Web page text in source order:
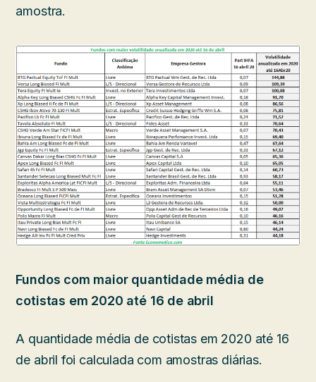
amostra.
Fundos com maior quantidade média de
cotistas em 2020 até 16 de abril
A quantidade média de cotistas em 2020 até 16
de abril foi calculada com amostras diárias.